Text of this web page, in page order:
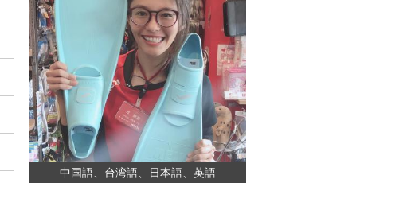
中国語、台湾語、日本語、英語